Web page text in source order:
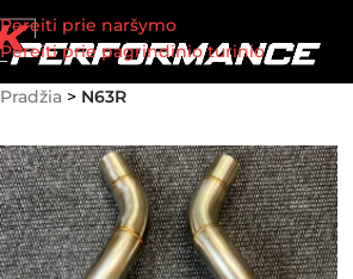
Pereiti prie naršymo
Pereiti prie pagrindinio turinio
Pradžia > N63R